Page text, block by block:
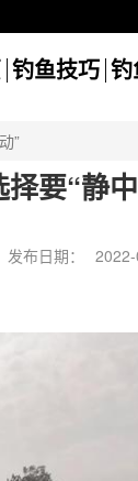
钓鱼技巧 钓
”
要“静
发布日期：